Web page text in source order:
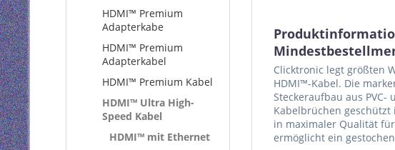
HDMI™ Premium
Adapterkabe
HDMI™ Premium
Adapterkabel
HDMI™ Premium Kabel
HDMI™ Ultra High-
Speed Kabel
HDMI™ mit Ethernet
Clicktronic legt größten
HDMI™-Kabel. Die
Steckeraufbau aus
Kabelbrüchen
in maximaler Qualität
ermöglicht ein